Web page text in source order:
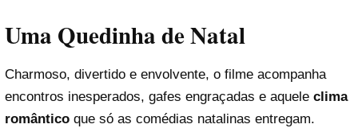
Uma Quedinha de Natal
Charmoso, divertido e envolvente, o filme acompanha
encontros inesperados, gafes engraçadas e aquele clima
romântico que só as comédias natalinas entregam.